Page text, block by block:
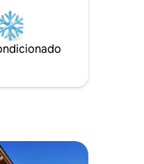
piscina. CrossFit